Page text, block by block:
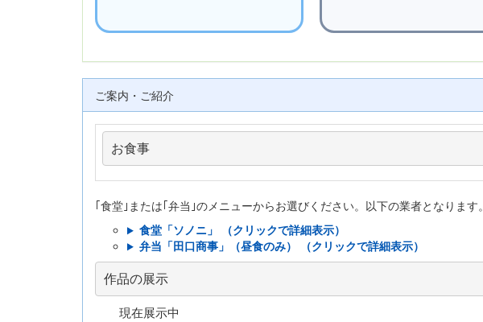
ご案内・ご紹介
お食事
｢食堂｣または｢弁当｣のメニューからお選びください。以下の業者となります。
食堂「ソノニ」 （クリックで詳細表示）
弁当「田口商事」（昼食のみ） （クリックで詳細表示）
作品の展示
現在展示中